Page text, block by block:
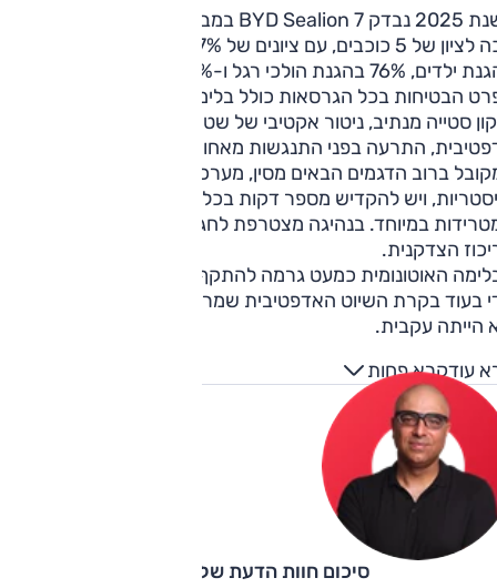
76% בהגנת הולכי רגל ו-79% במערכות בטיחות.
הבטיחות בכל הגרסאות כולל בלימה אוטונומית גם לאחור,
סטייה מנתיב, ניטור אקטיבי של שטחים מתים, בקרת שיוט
התרעה בפני התנגשות מאחור ועוד.
ברוב הדגמים הבאים מסין, מערכות הבטיחות פעלתניות
ויש להקדיש מספר דקות בכל תחילת נסיעה כדי לנתק
במיוחד. בנהיגה מצטרפת לחגיגת הצפצופים התרעת
הצדקנית.
האוטונומית כמעט גרמה להתקף לב בשל עצירה מוקדמת
בעוד בקרת השיוט האדפטיבית שמרה לרוב על מרחק גדול מדי
הייתה עקבית.
עודקרא פחות
סיכום חוות הדעת של קינן כהן